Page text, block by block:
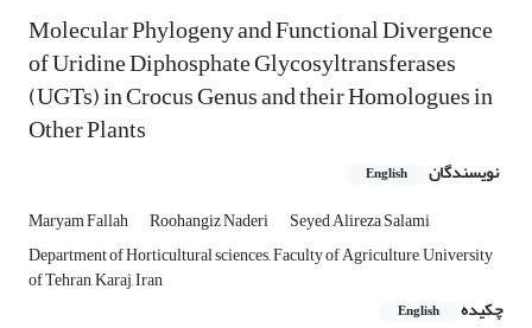
Molecular Phylogeny and Functional Divergence
of Uridine Diphosphate Glycosyltransferases
(UGTs) in Crocus Genus and their Homologues in
Other Plants
نویسندگان English
Maryam Fallah Roohangiz Naderi
Seyed Alireza Salami
Department of Horticultural sciences,, Faculty of Agriculture, University
of Tehran, Karaj, Iran
چکیده
English